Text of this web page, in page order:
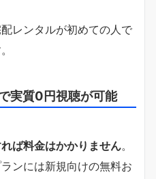
レンタルが初めての人で
実質0円視聴が可能
ば料金はかかりません。
ンには新規向けの無料お